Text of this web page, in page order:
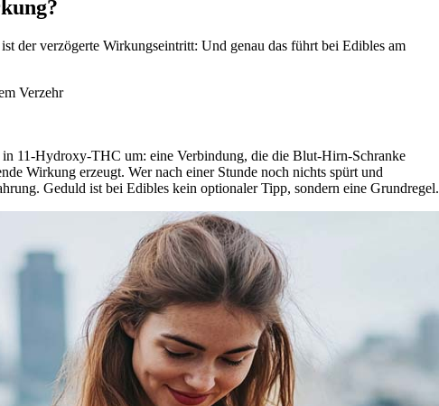
der verzögerte Wirkungseintritt: Und genau das führt bei Edibles am
Verzehr
11-Hydroxy-THC um: eine Verbindung, die die Blut-Hirn-Schranke
Wirkung erzeugt. Wer nach einer Stunde noch nichts spürt und
Geduld ist bei Edibles kein optionaler Tipp, sondern eine Grundregel.